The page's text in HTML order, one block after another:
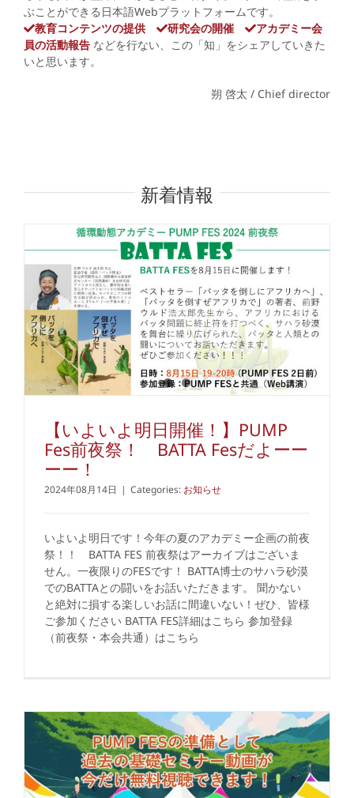
ぶことができる日本語Webプラットフォームです。
教育コンテンツの提供
研究会の開催
アカデミー会
員の活動報告 などを行ない、この「知」をシェアしていきた
いと思います。
朔 啓太 / Chief director
新着情報
【いよいよ明日開催！】PUMP
Fes前夜祭！ BATTA Fesだよーー
ーー！
2024年08月14日 | Categories: お知らせ
いよいよ明日です！今年の夏のアカデミー企画の前夜
祭！！ BATTA FES 前夜祭はアーカイブはございま
せん。一夜限りのFESです！ BATTA博士のサハラ砂漠
でのBATTAとの闘いをお話いただきます。 聞かない
と絶対に損する楽しいお話に間違いない！ぜひ、皆様
ご参加ください BATTA FES詳細はこちら 参加登録
（前夜祭・本会共通）はこちら